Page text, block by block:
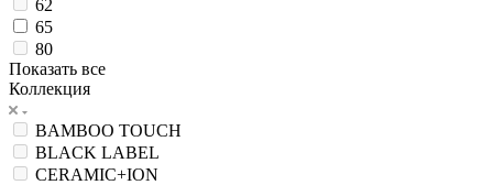
62
65
80
Показать все
Коллекция
BAMBOO TOUCH
BLACK LABEL
CERAMIC+ION